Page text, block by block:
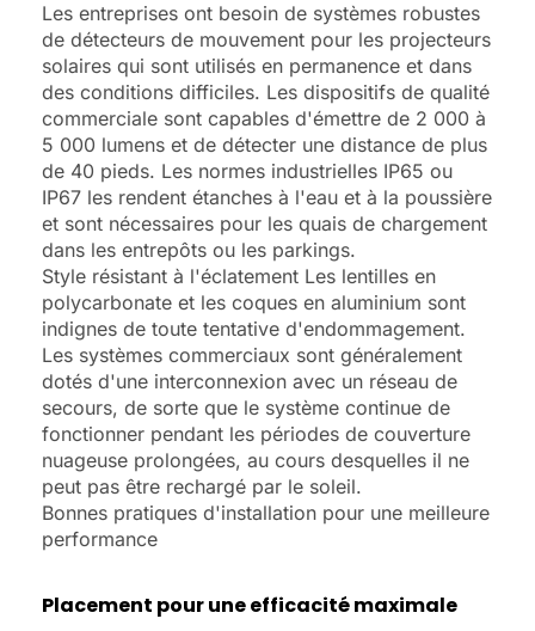
Les entreprises ont besoin de systèmes robustes
de détecteurs de mouvement pour les projecteurs
solaires qui sont utilisés en permanence et dans
des conditions difficiles. Les dispositifs de qualité
commerciale sont capables d'émettre de 2 000 à
5 000 lumens et de détecter une distance de plus
de 40 pieds. Les normes industrielles IP65 ou
IP67 les rendent étanches à l'eau et à la poussière
et sont nécessaires pour les quais de chargement
dans les entrepôts ou les parkings.
Style résistant à l'éclatement Les lentilles en
polycarbonate et les coques en aluminium sont
indignes de toute tentative d'endommagement.
Les systèmes commerciaux sont généralement
dotés d'une interconnexion avec un réseau de
secours, de sorte que le système continue de
fonctionner pendant les périodes de couverture
nuageuse prolongées, au cours desquelles il ne
peut pas être rechargé par le soleil.
Bonnes pratiques d'installation pour une meilleure
performance
Placement pour une efficacité maximale